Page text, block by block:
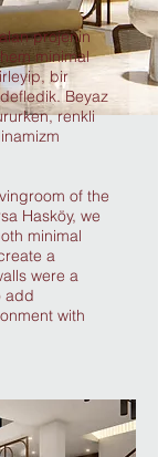
projenin
minimal
bir
Beyaz
renkli
of the
Hasköy, we
minimal
a
were a
add
with